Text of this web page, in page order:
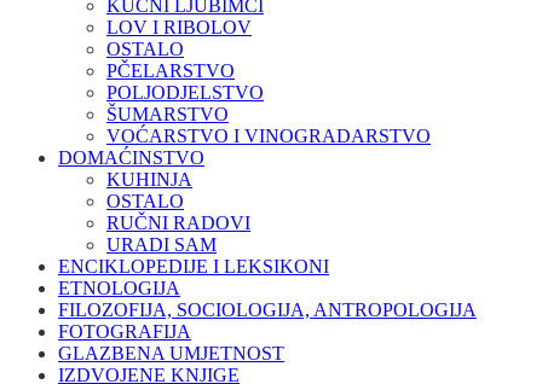
KUĆNI LJUBIMCI
LOV I RIBOLOV
OSTALO
PČELARSTVO
POLJODJELSTVO
ŠUMARSTVO
VOĆARSTVO I VINOGRADARSTVO
DOMAĆINSTVO
KUHINJA
OSTALO
RUČNI RADOVI
URADI SAM
ENCIKLOPEDIJE I LEKSIKONI
ETNOLOGIJA
FILOZOFIJA, SOCIOLOGIJA, ANTROPOLOGIJA
FOTOGRAFIJA
GLAZBENA UMJETNOST
IZDVOJENE KNJIGE